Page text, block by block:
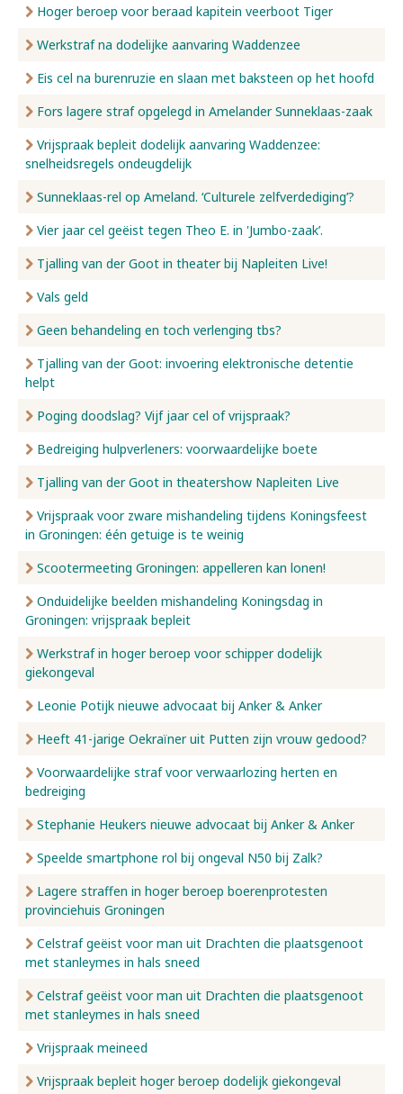
Hoger beroep voor beraad kapitein veerboot Tiger
Werkstraf na dodelijke aanvaring Waddenzee
Eis cel na burenruzie en slaan met baksteen op het hoofd
Fors lagere straf opgelegd in Amelander Sunneklaas-zaak
Vrijspraak bepleit dodelijk aanvaring Waddenzee:
snelheidsregels ondeugdelijk
Sunneklaas-rel op Ameland. ‘Culturele zelfverdediging’?
Vier jaar cel geëist tegen Theo E. in 'Jumbo-zaak’.
Tjalling van der Goot in theater bij Napleiten Live!
Vals geld
Geen behandeling en toch verlenging tbs?
Tjalling van der Goot: invoering elektronische detentie
helpt
Poging doodslag? Vijf jaar cel of vrijspraak?
Bedreiging hulpverleners: voorwaardelijke boete
Tjalling van der Goot in theatershow Napleiten Live
Vrijspraak voor zware mishandeling tijdens Koningsfeest
in Groningen: één getuige is te weinig
Scootermeeting Groningen: appelleren kan lonen!
Onduidelijke beelden mishandeling Koningsdag in
Groningen: vrijspraak bepleit
Werkstraf in hoger beroep voor schipper dodelijk
giekongeval
Leonie Potijk nieuwe advocaat bij Anker & Anker
Heeft 41-jarige Oekraïner uit Putten zijn vrouw gedood?
Voorwaardelijke straf voor verwaarlozing herten en
bedreiging
Stephanie Heukers nieuwe advocaat bij Anker & Anker
Speelde smartphone rol bij ongeval N50 bij Zalk?
Lagere straffen in hoger beroep boerenprotesten
provinciehuis Groningen
Celstraf geëist voor man uit Drachten die plaatsgenoot
met stanleymes in hals sneed
Celstraf geëist voor man uit Drachten die plaatsgenoot
met stanleymes in hals sneed
Vrijspraak meineed
Vrijspraak bepleit hoger beroep dodelijk giekongeval